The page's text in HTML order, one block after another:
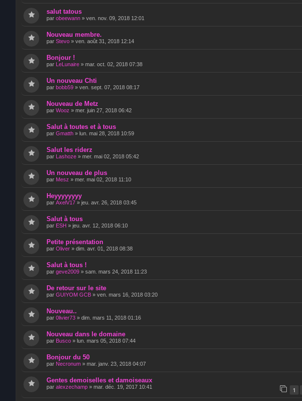
salut tatous
par obeewann » ven. nov. 09, 2018 12:01
Nouveau membre.
par Stevo » ven. août 31, 2018 12:14
Bonjour !
par LeLunaire » mar. oct. 02, 2018 07:38
Un nouveau Chti
par bobb59 » ven. sept. 07, 2018 08:17
Nouveau de Metz
par Wooz » mer. juin 27, 2018 06:42
Salut à toutes et à tous
par Gmatth » lun. mai 28, 2018 10:59
Salut les riderz
par Lashoze » mer. mai 02, 2018 05:42
Un nouveau de plus
par Mesz » mer. mai 02, 2018 11:10
Heyyyyyyyy
par AxelV17 » jeu. avr. 26, 2018 03:45
Salut à tous
par ESH » jeu. avr. 12, 2018 06:10
Petite présentation
par Oliver » dim. avr. 01, 2018 08:38
Salut à tous !
par geve2009 » sam. mars 24, 2018 11:23
De retour sur le site
par GUIYOM GCB » ven. mars 16, 2018 03:20
Nouveau..
par 0livier73 » dim. mars 11, 2018 01:16
Nouveau dans le domaine
par Busco » lun. mars 05, 2018 07:44
Bonjour du 50
par Necronum » mar. janv. 23, 2018 04:07
Gentes demoiselles et damoiseaux
par alexzechamp » mar. déc. 19, 2017 10:41 1